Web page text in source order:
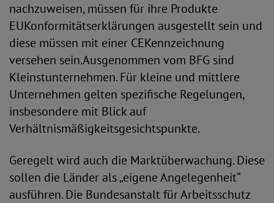
nachzuweisen, müssen für ihre Produkte
EUKonformitätserklärungen ausgestellt sein und
diese müssen mit einer CEKennzeichnung
versehen sein.Ausgenommen vom BFG sind
Kleinstunternehmen. Für kleine und mittlere
Unternehmen gelten spezifische Regelungen,
insbesondere mit Blick auf
Verhältnismäßigkeitsgesichtspunkte.
Geregelt wird auch die Marktüberwachung. Diese
sollen die Länder als „eigene Angelegenheit“
ausführen. Die Bundesanstalt für Arbeitsschutz